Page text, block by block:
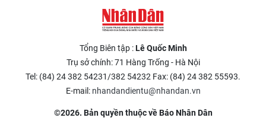
Tổng Biên tập :Lê Quốc Minh
Trụ sở chính: 71 Hàng Trống - Hà Nội
Tel: (84) 24 382 54231/382 54232 Fax: (84) 24 382 55593.
E-mail: nhandandientu@nhandan.vn
©2026. Bản quyền thuộc về Báo Nhân Dân